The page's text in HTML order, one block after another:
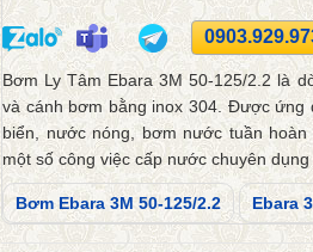
Bơm Ly Tâm Ebara 3M 50-125/2.2 là
và cánh bơm bằng inox 304. Được ứng
biển, nước nóng, bơm nước tuần
một số công việc cấp nước chuyên
Bơm Ebara 3M 50-125/2.2 Ebara